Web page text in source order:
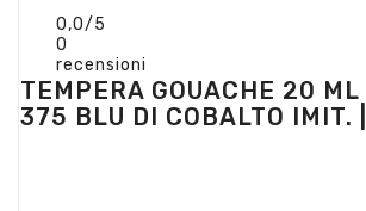
0,0/5
0
recensioni
TEMPERA GOUACHE 20 ML
375 BLU DI COBALTO IMIT.